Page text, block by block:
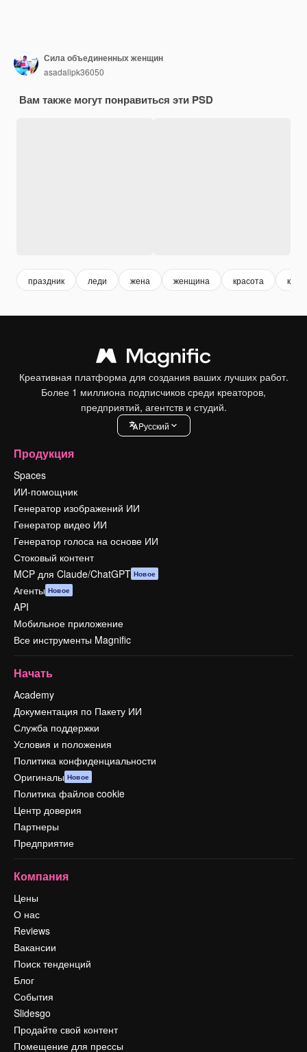
Сила объединенных женщин
asadalipk36050
Вам также могут понравиться эти PSD
праздник леди жена женщина красота
Креативная платформа для создания ваших лучших работ.
Более 1 миллиона подписчиков среди креаторов,
предприятий, агентств и студий.
Pусский
Продукция
Spaces
ИИ-помощник
Генератор изображений ИИ
Генератор видео ИИ
Генератор голоса на основе ИИ
Стоковый контент
MCP для Claude/ChatGPT Новое
Агенты Новое
API
Мобильное приложение
Все инструменты Magnific
Начать
Academy
Документация по Пакету ИИ
Служба поддержки
Условия и положения
Политика конфиденциальности
Оригиналы Новое
Политика файлов cookie
Центр доверия
Партнеры
Предприятие
Компания
Цены
О нас
Reviews
Вакансии
Поиск тенденций
Блог
События
Slidesgo
Продайте свой контент
Помещение для прессы